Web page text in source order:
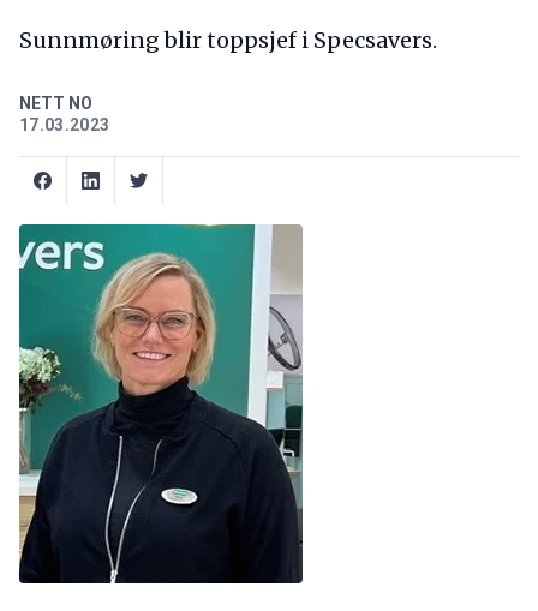
Sunnmøring blir toppsjef i Specsavers.
NETT NO
17.03.2023